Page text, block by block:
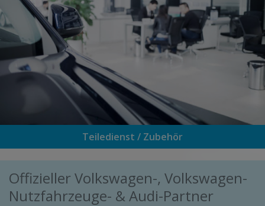
Teiledienst / Zubehör
Offizieller Volkswagen-, Volkswagen-
Nutzfahrzeuge- & Audi-Partner